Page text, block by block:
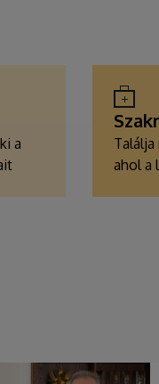
a
ahol a